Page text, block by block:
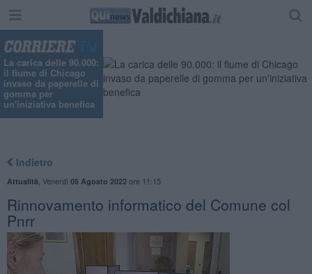
La carica delle 90.000:
il fiume di Chicago
invaso da paperelle di
gomma per
un'iniziativa benefica
Indietro
Attualità Venerdì 05 Agosto 2022ore 11:15
Rinnovamento informatico del Comune col
Pnrr